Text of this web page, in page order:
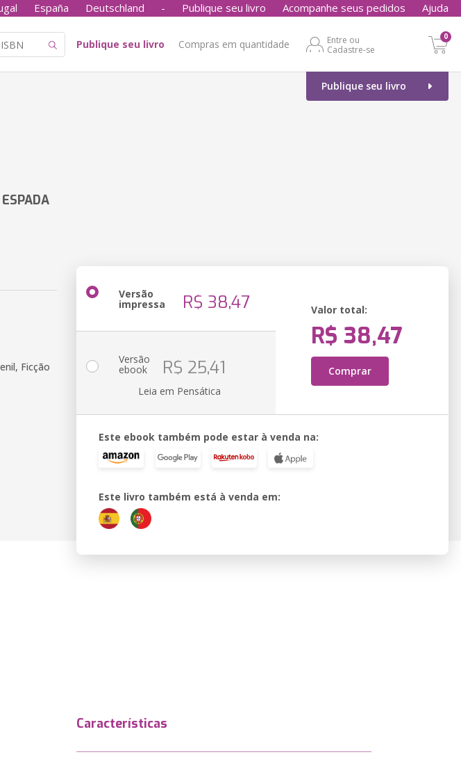
España Deutschland - Publique seu livro Acompanhe seus pedidos Ajuda
Publique seu livro Compras em quantidade
Entre ou
Cadastre-se
0
Publique seu livro
Ficção
Versão
impressa R$ 38,47 Valor total:
R$ 38,47
Comprar
Versão
ebook R$ 25,41
Leia em Pensática
Este ebook também pode estar à venda na:
Este livro também está à venda em:
Características